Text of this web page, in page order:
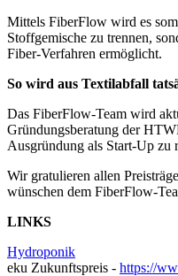
Mittels FiberFlow wird es
Stoffgemische zu trennen,
Fiber-Verfahren ermöglicht.
So wird aus Textilabfall
Das FiberFlow-Team wird
Gründungsberatung der
Ausgründung als Start-Up zu
Wir gratulieren allen
wünschen dem FiberFlow-
LINKS
Hydroponik
eku Zukunftspreis - https://